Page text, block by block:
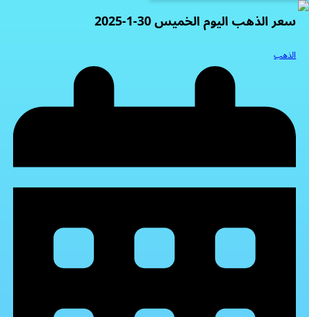
سعر الذهب اليوم الخميس 30-1-2025
الذهب